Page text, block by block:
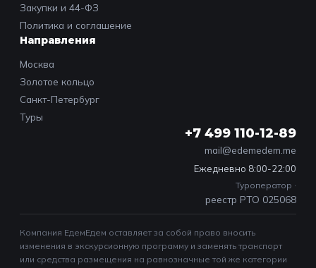
Закупки и 44-ФЗ
Политика и соглашение
Направления
Москва
Золотое кольцо
Санкт-Петербург
Туры
+7 499 110-12-89
mail@edemedem.me
Ежедневно 8:00-22:00
Туроператор ·
реестр РТО 025068
Компания ЕдемЕдем оставляет за собой право вносить
изменения в экскурсионную программу и заменять транспорт
или средства размещения на равнозначные той же категории